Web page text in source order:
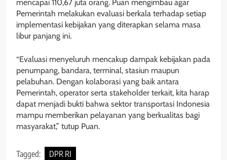
mencapai 110,67 juta orang. Puan mengimbau agar
Pemerintah melakukan evaluasi berkala terhadap setiap
implementasi kebijakan yang diterapkan selama masa
libur panjang ini.
“Evaluasi menyeluruh mencakup dampak kebijakan pada
penumpang, bandara, terminal, stasiun maupun
pelabuhan. Dengan kolaborasi yang baik antara
Pemerintah, operator serta stakeholder terkait, kita harap
dapat menjadi bukti bahwa sektor transportasi Indonesia
mampu memberikan pelayanan yang berkualitas bagi
masyarakat,” tutup Puan.
Tagged:
DPR RI